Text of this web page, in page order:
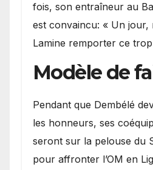
fois, son entraîneur au
est convaincu: « Un jour,
Lamine remporter ce
Modèle de
Pendant que Dembélé
les honneurs, ses
seront sur la pelouse du
pour affronter l’OM en